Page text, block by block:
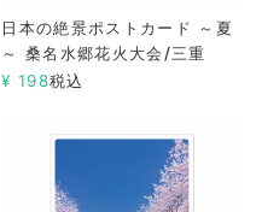
日本の絶景ポストカード ～夏
～ 桑名水郷花火大会/三重
¥ 198税込